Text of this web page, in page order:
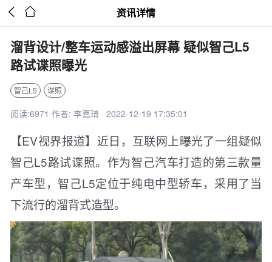
  资讯详情
溜背设计/整车运动感溢出屏幕 疑似智己L5
路试谍照曝光
智己L5 谍照
阅读:6971 作者: 李嘉琦 · 2022-12-19 17:35:01
【EV视界报道】近日，互联网上曝光了一组疑似
智己L5路试谍照。作为智己汽车打造的第三款量
产车型，智己L5定位于纯电中型轿车，采用了当
下流行的溜背式造型。